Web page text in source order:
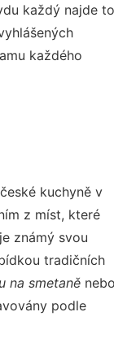
každý najde to
každého
kuchyně v
z míst, které
známý svou
tradičních
na smetaně
podle